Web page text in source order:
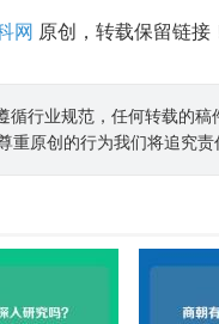
网 原创，转载保留链接
循行业规范，任何转载的
重原创的行为我们将追究